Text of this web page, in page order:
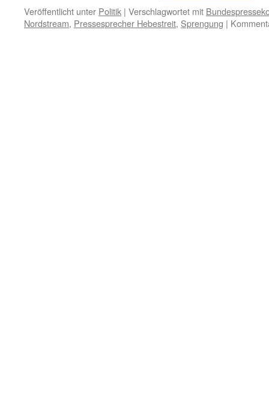
Veröffentlicht unter Politik | Verschlagwortet mit
Nordstream, Pressesprecher Hebestreit, Sprengung |